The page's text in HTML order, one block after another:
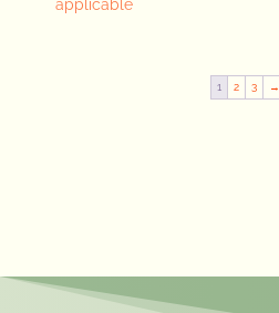
applicable
1 2 3 →